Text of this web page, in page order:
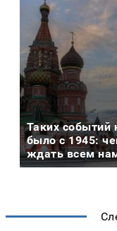
Таких событий
было с 1945:
ждать всем